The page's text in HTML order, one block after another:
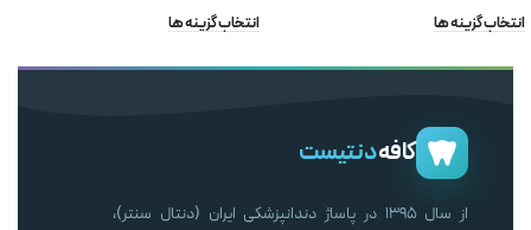
انتخاب گزینه ها انتخاب گزینه ها
کافهدنتیست
از سال ۱۳۹۵ در پاساژ دندانپزشکی ایران (دنتال سنتر)،